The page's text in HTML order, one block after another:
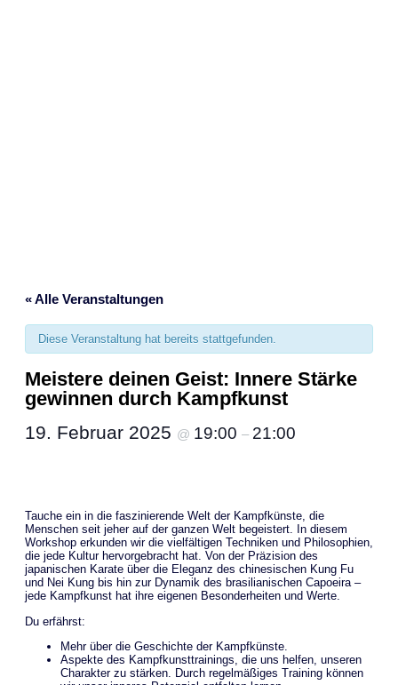
« Alle Veranstaltungen
Diese Veranstaltung hat bereits stattgefunden.
Meistere deinen Geist: Innere Stärke
gewinnen durch Kampfkunst
19. Februar 2025 @ 19:00 – 21:00
Tauche ein in die faszinierende Welt der Kampfkünste, die
Menschen seit jeher auf der ganzen Welt begeistert. In diesem
Workshop erkunden wir die vielfältigen Techniken und Philosophien,
die jede Kultur hervorgebracht hat. Von der Präzision des
japanischen Karate über die Eleganz des chinesischen Kung Fu
und Nei Kung bis hin zur Dynamik des brasilianischen Capoeira –
jede Kampfkunst hat ihre eigenen Besonderheiten und Werte.
Du erfährst:
Mehr über die Geschichte der Kampfkünste.
Aspekte des Kampfkunsttrainings, die uns helfen, unseren
Charakter zu stärken. Durch regelmäßiges Training können